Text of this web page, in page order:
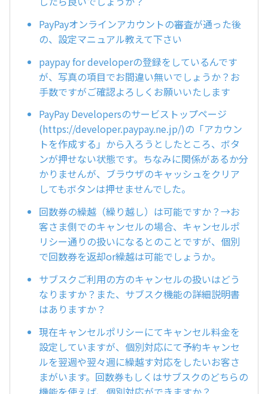
PayPayオンラインアカウントの審査が通った後
の、設定マニュアル教えて下さい
paypay for developerの登録をしているんです
が、写真の項目でお間違い無いでしょうか？お
手数ですがご確認よろしくお願いいたします
PayPay Developersのサービストップページ
(https://developer.paypay.ne.jp/)の「アカウン
トを作成する」から入ろうとしたところ、ボタ
ンが押せない状態です。ちなみに関係があるか分
かりませんが、ブラウザのキャッシュをクリア
してもボタンは押せませんでした。
回数券の繰越（繰り越し）は可能ですか？→お
客さま側でのキャンセルの場合、キャンセルポ
リシー通りの扱いになるとのことですが、個別
で回数券を返却or繰越は可能でしょうか。
サブスクご利用の方のキャンセルの扱いはどう
なりますか？また、サブスク機能の詳細説明書
はありますか？
現在キャンセルポリシーにてキャンセル料金を
設定していますが、個別対応にて予約キャンセ
ルを翌週や翌々週に繰越す対応をしたいお客さ
まがいます。回数券もしくはサブスクのどちらの